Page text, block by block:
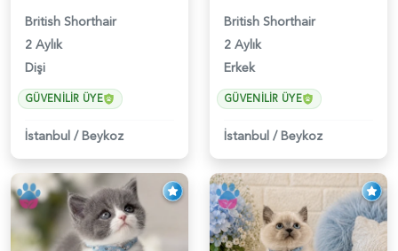
British Shorthair
2 Aylık
Dişi
GÜVENILIR ÜYE
İstanbul /Beykoz
British Shorthair
2 Aylık
Erkek
GÜVENILIR ÜYE
İstanbul /Beykoz